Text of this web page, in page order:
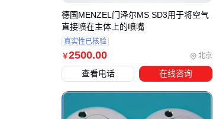
￥2500.00 北京
德国MENZEL门泽尔MS SD3用于将空气
直接喷在主体上的喷嘴
真实性已核验
查看电话 在线咨询